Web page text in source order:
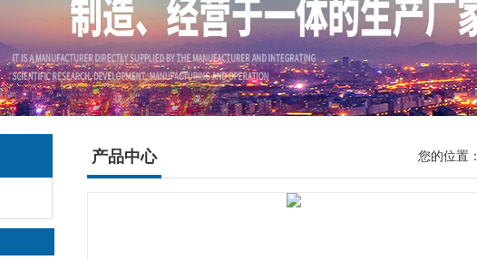
产品中心 您的位置：